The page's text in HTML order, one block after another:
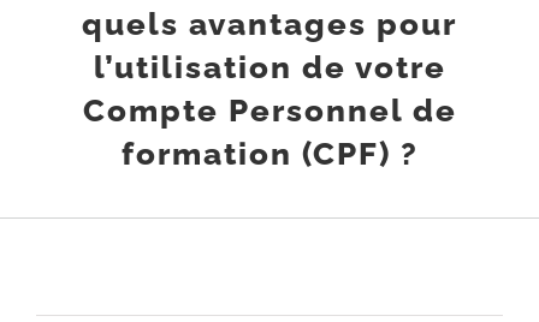
quels avantages pour
l’utilisation de votre
Compte Personnel de
formation (CPF) ?